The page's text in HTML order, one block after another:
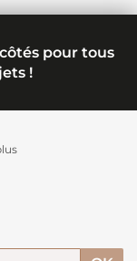
pour tous
!